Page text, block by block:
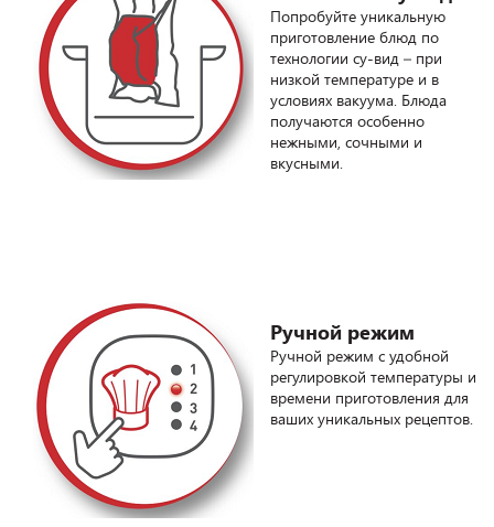
Попробуйте уникальную
приготовление блюд по
технологии су-вид – при
низкой температуре и в
условиях вакуума. Блюда
получаются особенно
нежными, сочными и
вкусными.
Ручной режим
Ручной режим с удобной
регулировкой температуры и
времени приготовления для
ваших уникальных рецептов.